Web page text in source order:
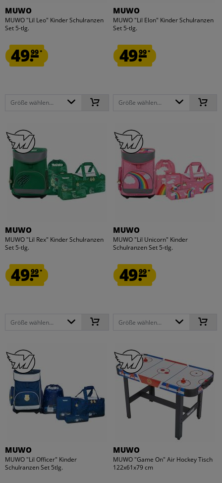
MUWO
MUWO "Lil Leo" Kinder Schulranzen
Set 5-tlg.
49.99*
Größe wählen...
MUWO
MUWO "Lil Elon" Kinder Schulranzen
Set 5-tlg.
49.99*
Größe wählen...
MUWO
MUWO "Lil Rex" Kinder Schulranzen
Set 5-tlg.
49.99*
Größe wählen...
MUWO
MUWO "Lil Unicorn" Kinder
Schulranzen Set 5-tlg.
49.99*
Größe wählen...
MUWO
MUWO "Lil Officer" Kinder
Schulranzen Set 5tlg.
MUWO
MUWO "Game On" Air Hockey Tisch
122x61x79 cm